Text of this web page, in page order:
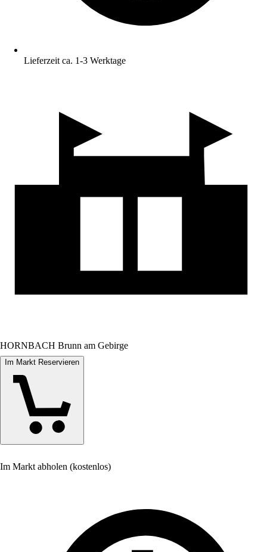
Lieferzeit ca. 1-3 Werktage
HORNBACH Brunn am Gebirge
Im Markt Reservieren
Im Markt abholen (kostenlos)